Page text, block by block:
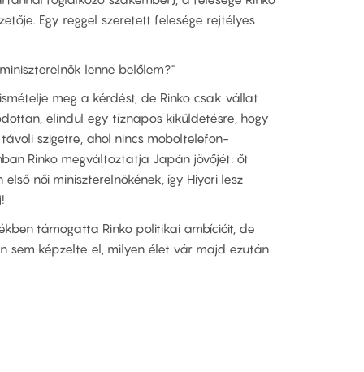
Egy reggel szeretett felesége rejtélyes
lenne belőlem?"
meg a kérdést, de Rinko csak vállat
elindul egy tíznapos kiküldetésre, hogy
szigetre, ahol nincs moboltelefon-
Rinko megváltoztatja Japán jövőjét: őt
női miniszterelnökének, így Hiyori lesz
támogatta Rinko politikai ambícióit, de
sem képzelte el, milyen élet vár majd ezután